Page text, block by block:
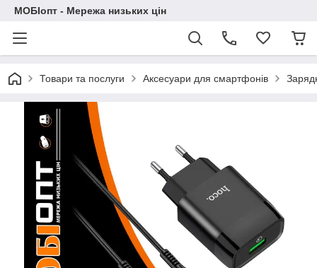
МОБІопт - Мережа низьких цін
Товари та послуги Аксесуари для смартфонів